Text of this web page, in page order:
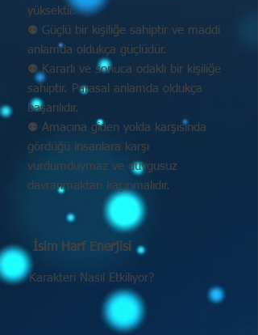
yüksektir.
⚉ Güçlü bir kişiliğe sahiptir ve maddi
anlamda oldukça güçlüdür.
⚉ Kararlı ve sonuca odaklı bir kişiliğe
sahiptir. Parasal anlamda oldukça
başarılıdır.
⚉ Amacına giden yolda karşısında
gördüğü insanlara karşı
vurdumduymaz ve duygusuz
davranmaktan kaçınmalıdır.
İsim Harf Enerjisi
Karakteri Nasıl Etkiliyor?